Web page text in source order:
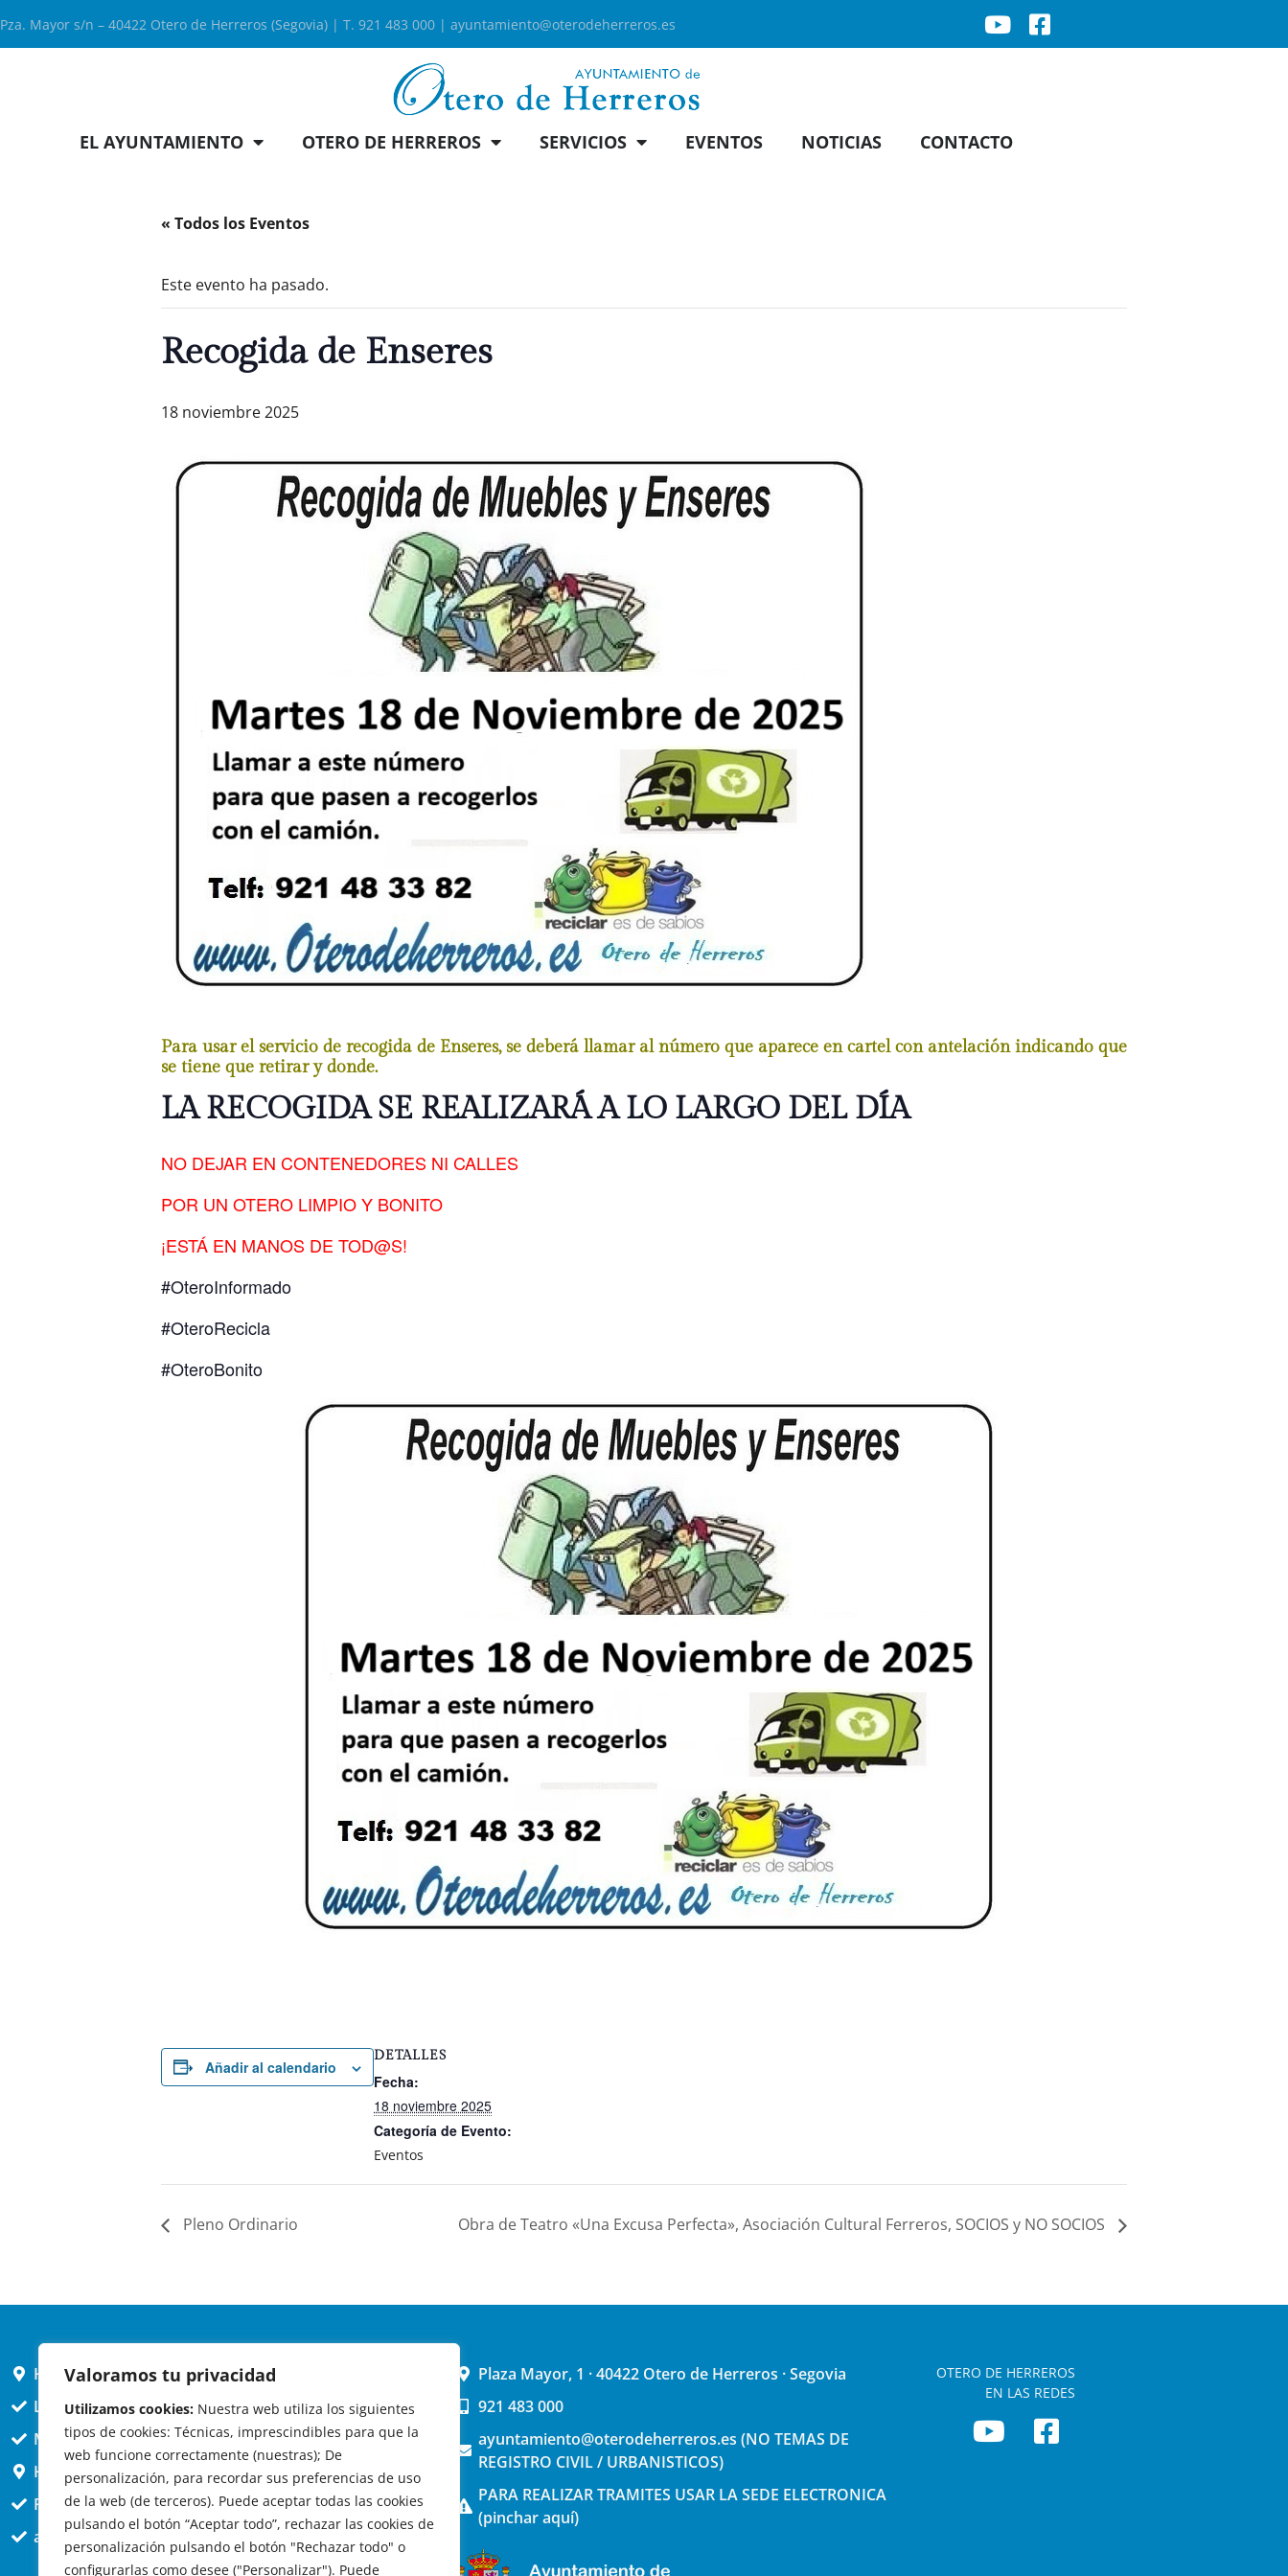
Valoramos tu privacidad
Utilizamos cookies: Nuestra web utiliza los siguientes
tipos de cookies: Técnicas, imprescindibles para que la
web funcione correctamente (nuestras); De
personalización, para recordar sus preferencias de uso
de la web (de terceros). Puede aceptar todas las cookies
pulsando el botón “Aceptar todo”, rechazar las cookies de
personalización pulsando el botón "Rechazar todo" o
configurarlas como desee ("Personalizar"). Puede
Pza. Mayor s/n – 40422 Otero de Herreros (Segovia) | T. 921 483 000 | ayuntamiento@oterodeherreros.es
EL AYUNTAMIENTO OTERO DE HERREROS SERVICIOS EVENTOS NOTICIAS CONTACTO
« Todos los Eventos
Este evento ha pasado.
Recogida de Enseres
18 noviembre 2025
Para usar el servicio de recogida de Enseres, se deberá llamar al número que aparece en cartel con antelación indicando que
se tiene que retirar y donde.
LA RECOGIDA SE REALIZARÁ A LO LARGO DEL DÍA
NO DEJAR EN CONTENEDORES NI CALLES
POR UN OTERO LIMPIO Y BONITO
¡ESTÁ EN MANOS DE TOD@S!
#OteroInformado
#OteroRecicla
#OteroBonito
Añadir al calendario
DETALLES
Fecha:
18 noviembre 2025
Categoría de Evento:
Eventos
Pleno Ordinario Obra de Teatro «Una Excusa Perfecta», Asociación Cultural Ferreros, SOCIOS y NO SOCIOS
HORARIO AYUNTAMIENTO
L,X,J,V 9 a 14h
MARTES cerrado atención presencial
HORARIO ARQUITECTO
Presencial jueves 12h a 14:30
att. telefónica jueves 10 a 14:30h.
Plaza Mayor, 1 · 40422 Otero de Herreros · Segovia
921 483 000
ayuntamiento@oterodeherreros.es (NO TEMAS DE
REGISTRO CIVIL / URBANISTICOS)
PARA REALIZAR TRAMITES USAR LA SEDE ELECTRONICA
(pinchar aquí)
OTERO DE HERREROS
EN LAS REDES